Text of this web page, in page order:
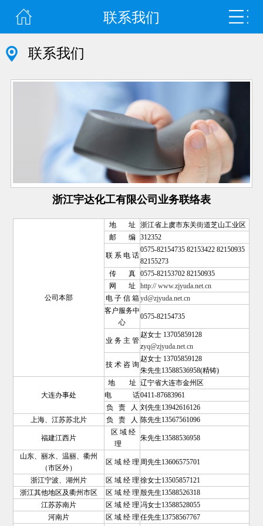
联系我们
联系我们
浙江宇达化工有限公司业务联络表
公司本部
地 址
浙江省上虞市东关街道芝山工业区
邮 编
312352
联 系 电 话
0575-82154735 82153422 82150935
82155273
传 真
0575-82153702 82150935
网 址
http:// www.zjyuda.net.cn
电 子 信 箱yd@zjyuda.net.cn
客户服务中
心
0575-82154735
业 务 主 管
赵女士 13705859128
zyq@zjyuda.net.cn
技 术 咨 询
赵女士 13705859128
朱先生13588536958(精铸)
大连办事处
地 址
辽宁省大连市金州区
电 话0411-87683961
负 责 人 刘先生13942616126
上海、江苏苏北片
负 责 人 陈先生13567561096
福建江西片
区 域 经
理
朱先生13588536958
山东、丽水、温丽、衢州
（市区外）
区 域 经 理 周先生13606575701
浙江宁波、湖州片 区 域 经 理 徐女士13505857121
浙江其他地区及衢州市区
区 域 经 理 殷先生13588526318
江苏苏南片
区 域 经 理 冯女士13588528055
河南片
区 域 经 理 任先生13758567767